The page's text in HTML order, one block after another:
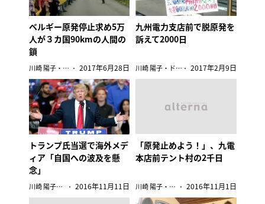
ベルギー原発停止求め5万
人が３カ国90kmの人間の
鎖
川崎 陽子・ドイツ 2017年6月28日
九州電力支店前で脱原発を
訴えて2000日
川崎 陽子・ドイツ 2017年2月9日
トランプ氏当選で海外メデ
ィア「自国への波及を懸
念」
川崎 陽子・ドイツ 2016年11月11日
「原発止めよう！」、九電
本店前テント村の2千日
川崎 陽子・ドイツ 2016年11月1日